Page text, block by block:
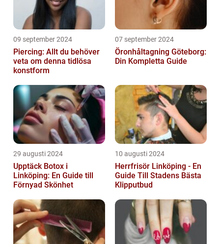
09 september 2024
Piercing: Allt du behöver
veta om denna tidlösa
konstform
07 september 2024
Öronhåltagning Göteborg:
Din Kompletta Guide
29 augusti 2024
Upptäck Botox i
Linköping: En Guide till
Förnyad Skönhet
10 augusti 2024
Herrfrisör Linköping - En
Guide Till Stadens Bästa
Klipputbud